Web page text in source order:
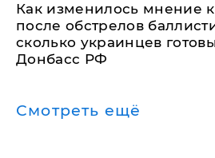
Как изменилось мнение
после обстрелов
сколько украинцев
Донбасс РФ
Смотреть ещё